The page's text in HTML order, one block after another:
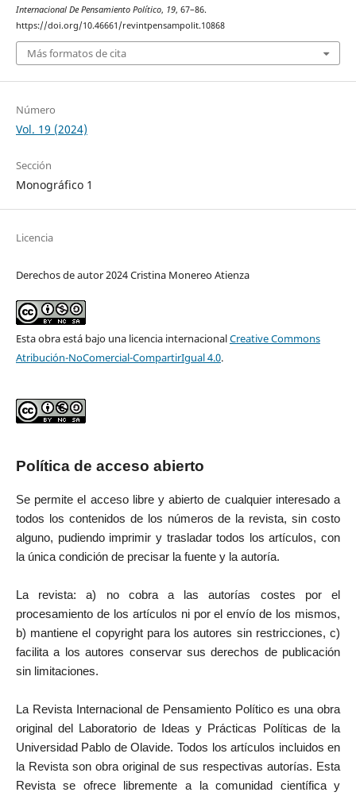
Internacional De Pensamiento Político, 19, 67–86.
https://doi.org/10.46661/revintpensampolit.10868
Más formatos de cita
Número
Vol. 19 (2024)
Sección
Monográfico 1
Licencia
Derechos de autor 2024 Cristina Monereo Atienza
Esta obra está bajo una licencia internacionalCreative Commons
Atribución-NoComercial-CompartirIgual 4.0.
Política de acceso abierto
Se permite el acceso libre y abierto de cualquier interesado a
todos los contenidos de los números de la revista, sin costo
alguno, pudiendo imprimir y trasladar todos los artículos, con
la única condición de precisar la fuente y la autoría.
La revista: a) no cobra a las autorías costes por el
procesamiento de los artículos ni por el envío de los mismos,
b) mantiene el copyright para los autores sin restricciones, c)
facilita a los autores conservar sus derechos de publicación
sin limitaciones.
La Revista Internacional de Pensamiento Político es una obra
original del Laboratorio de Ideas y Prácticas Políticas de la
Universidad Pablo de Olavide. Todos los artículos incluidos en
la Revista son obra original de sus respectivas autorías. Esta
Revista se ofrece libremente a la comunidad científica y